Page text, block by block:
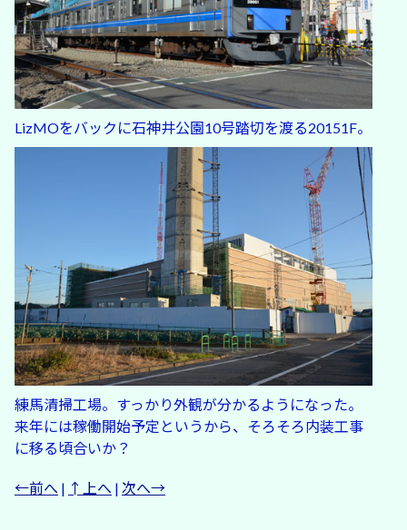
LizMOをバックに石神井公園10号踏切を渡る20151F。
練馬清掃工場。すっかり外観が分かるようになった。
来年には稼働開始予定というから、そろそろ内装工事
に移る頃合いか？
←前へ | ↑上へ | 次へ→